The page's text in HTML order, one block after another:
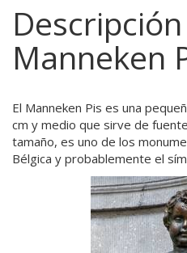
Manneken
El Manneken Pis es una
cm y medio que sirve de
tamaño, es uno de los
Bélgica y probablemente el